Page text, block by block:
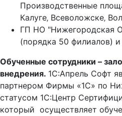
Производственные
Калуге‚ Всеволожске‚
ГП НО "Нижегородская
(порядка 50 филиалов) и
Обученные сотрудники –
внедрения. 1С:Апрель Софт
партнером Фирмы «1С» по
статусом 1С:Центр
который осуществляет